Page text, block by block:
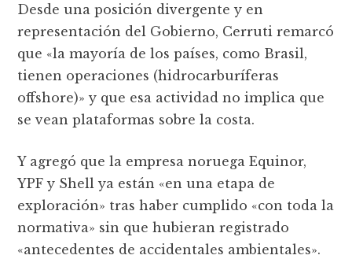
Desde una posición divergente y en
representación del Gobierno, Cerruti remarcó
que «la mayoría de los países, como Brasil,
tienen operaciones (hidrocarburíferas
offshore)» y que esa actividad no implica que
se vean plataformas sobre la costa.
Y agregó que la empresa noruega Equinor,
YPF y Shell ya están «en una etapa de
exploración» tras haber cumplido «con toda la
normativa» sin que hubieran registrado
«antecedentes de accidentales ambientales».